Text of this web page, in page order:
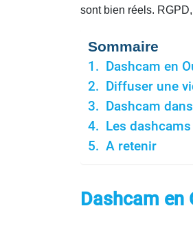
sont bien réels.
Sommaire
Dashcam en
Diffuser une
Dashcam
Les
A retenir
Dashcam en